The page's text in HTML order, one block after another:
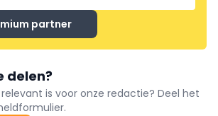
partner
delen?
is voor onze redactie? Deel het